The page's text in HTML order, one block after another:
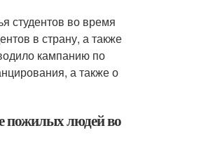
студентов во время
в страну, а также
кампанию по
а также о
пожилых людей во